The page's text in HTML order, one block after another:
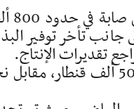
وفي ما يتعلق
تأخر توفير
تقديرات الإنتاج.
ومن المنتظر أن تتجاوز صابة الحبوب بولاية القصرين خلال الموسم الحالي 500 ألف